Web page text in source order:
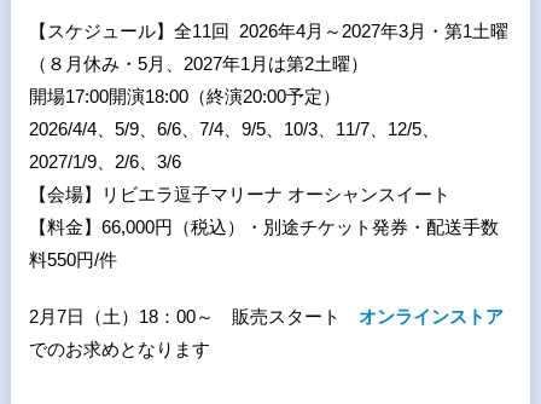
【スケジュール】全11回 2026年4月～2027年3月・第1土曜
（８月休み・5月、2027年1月は第2土曜）
開場17:00開演18:00（終演20:00予定）
2026/4/4、5/9、6/6、7/4、9/5、10/3、11/7、12/5、
2027/1/9、2/6、3/6
【会場】リビエラ逗子マリーナ オーシャンスイート
【料金】66,000円（税込）・別途チケット発券・配送手数
料550円/件
2月7日（土）18：00～ 販売スタート オンラインストア
でのお求めとなります